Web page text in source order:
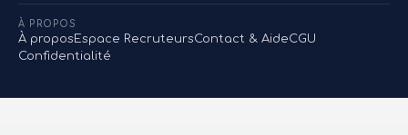
À PROPOS
À propos Espace RecruteursContact & AideCGU
Confidentialité